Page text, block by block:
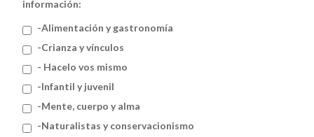
información:
-Alimentación y gastronomía
-Crianza y vínculos
- Hacelo vos mismo
-Infantil y juvenil
-Mente, cuerpo y alma
-Naturalistas y conservacionismo